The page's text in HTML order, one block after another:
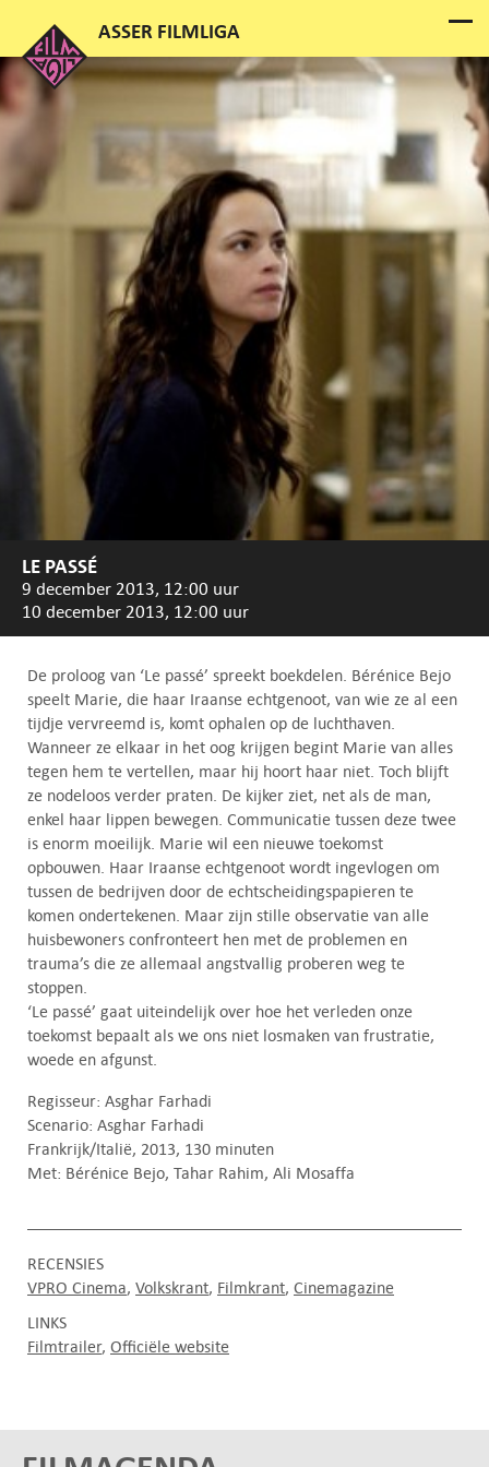
LE PASSÉ
9 december 2013, 12:00 uur
10 december 2013, 12:00 uur
De proloog van ‘Le passé’ spreekt boekdelen. Bérénice Bejo
speelt Marie, die haar Iraanse echtgenoot, van wie ze al een
tijdje vervreemd is, komt ophalen op de luchthaven.
Wanneer ze elkaar in het oog krijgen begint Marie van alles
tegen hem te vertellen, maar hij hoort haar niet. Toch blijft
ze nodeloos verder praten. De kijker ziet, net als de man,
enkel haar lippen bewegen. Communicatie tussen deze twee
is enorm moeilijk. Marie wil een nieuwe toekomst
opbouwen. Haar Iraanse echtgenoot wordt ingevlogen om
tussen de bedrijven door de echtscheidingspapieren te
komen ondertekenen. Maar zijn stille observatie van alle
huisbewoners confronteert hen met de problemen en
trauma’s die ze allemaal angstvallig proberen weg te
stoppen.
‘Le passé’ gaat uiteindelijk over hoe het verleden onze
toekomst bepaalt als we ons niet losmaken van frustratie,
woede en afgunst.
Regisseur: Asghar Farhadi
Scenario: Asghar Farhadi
Frankrijk/Italië, 2013, 130 minuten
Met: Bérénice Bejo, Tahar Rahim, Ali Mosaffa
RECENSIES
VPRO Cinema Volkskrant Filmkrant Cinemagazine
LINKS
Filmtrailer Officiële website